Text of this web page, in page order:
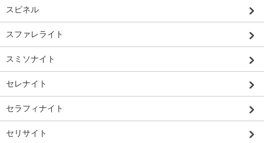
スピネル
スファレライト
スミソナイト
セレナイト
セラフィナイト
セリサイト